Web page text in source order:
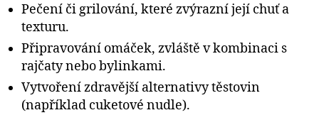
Pečení či grilování, které zvýrazní její chuť a
texturu.
Připravování omáček, zvláště v kombinaci s
rajčaty nebo bylinkami.
Vytvoření zdravější alternativy těstovin
(například cuketové nudle).